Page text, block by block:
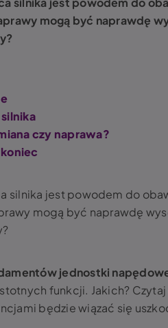
mogą być naprawdę
czy naprawa?
silnika jest powodem do
mogą być naprawdę
jednostki
funkcji. Jakich?
będzie wiązać się